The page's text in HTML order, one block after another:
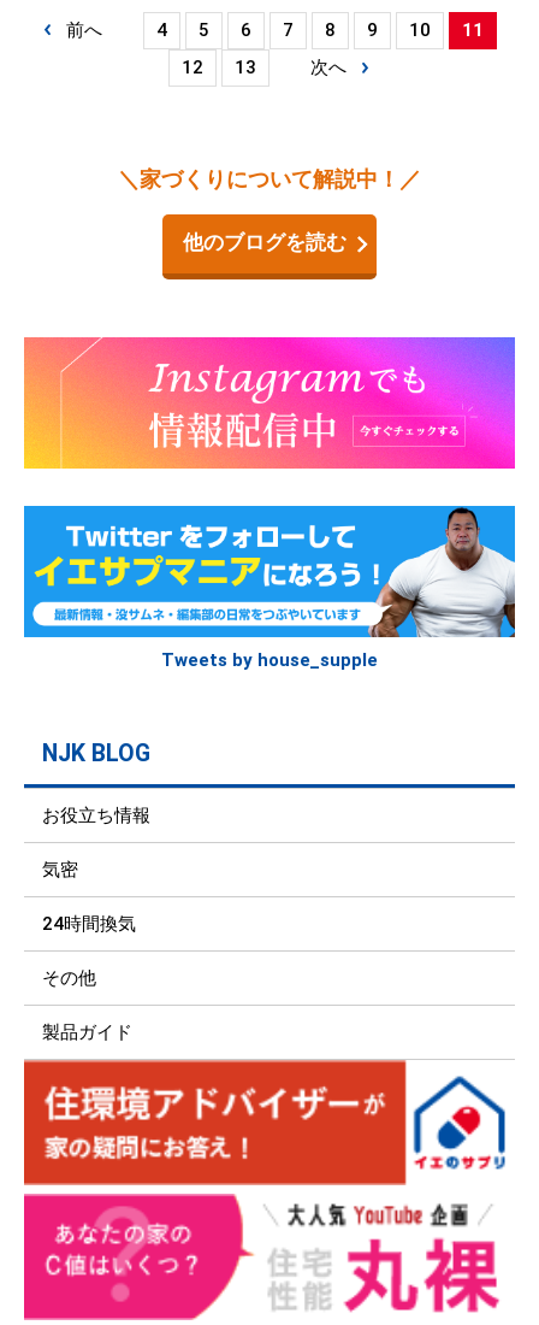
前へ 4 5 6 7 8 9 10
11
12
13 次へ
＼家づくりについて解説中！／
他のブログを読む
Tweets by house_supple
NJK BLOG
お役立ち情報
気密
24時間換気
その他
製品ガイド